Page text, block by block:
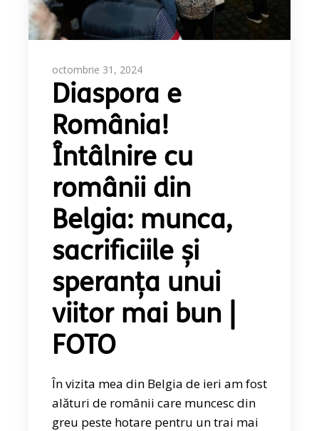
octombrie 31, 2024
Diaspora e
România!
Întâlnire cu
românii din
Belgia: munca,
sacrificiile și
speranța unui
viitor mai bun |
FOTO
În vizita mea din Belgia de ieri am fost
alături de românii care muncesc din
greu peste hotare pentru un trai mai